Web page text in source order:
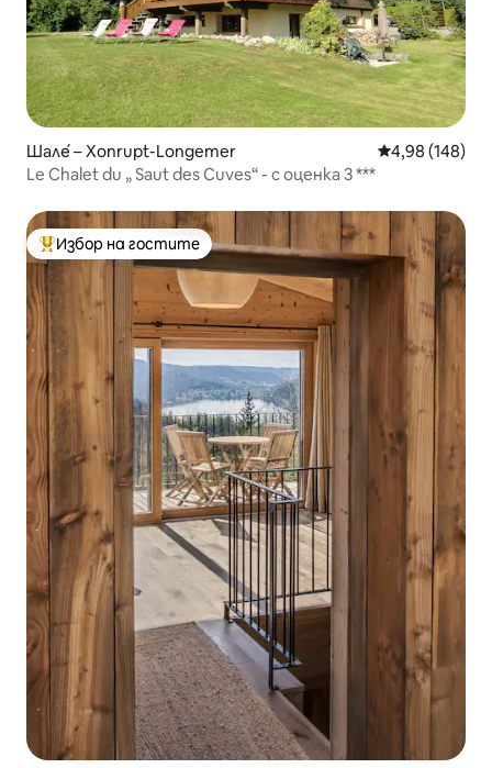
Шале́ – Xonrupt-Longemer Средна
4,98 (148)
Le Chalet du „ Saut des Cuves“ - с оценка 3 ***
Най-популярен избор на гостите
Избор на гостите